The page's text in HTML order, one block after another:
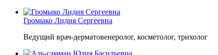
Громыко Лидия Сергеевна
Ведущий врач-дерматовенеролог, косметолог, трихолог